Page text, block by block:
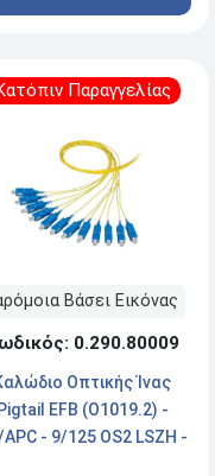
Παραγγελίας
Βάσει Εικόνας
0.290.80009
Οπτικής Ίνας
Pigtail EFB (O1019.2) -
APC - 9/125 OS2 LSZH -